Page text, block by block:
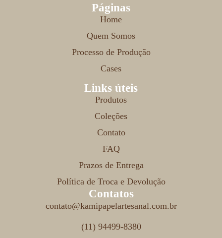
Páginas
Home
Quem Somos
Processo de Produção
Cases
Links úteis
Produtos
Coleções
Contato
FAQ
Prazos de Entrega
Política de Troca e Devolução
Contatos
contato@kamipapelartesanal.com.br
(11) 94499-8380